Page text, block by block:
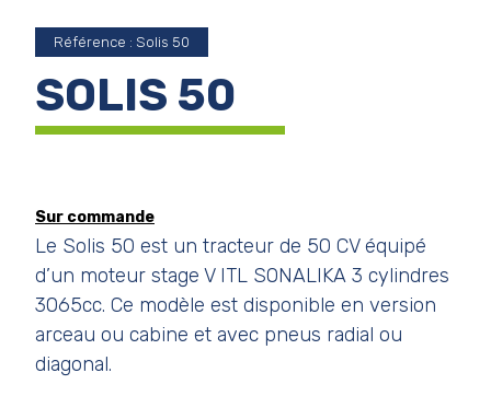
Référence : Solis 50
SOLIS 50
Sur commande
Le Solis 50 est un tracteur de 50 CV équipé
d’un moteur stage V ITL SONALIKA 3 cylindres
3065cc. Ce modèle est disponible en version
arceau ou cabine et avec pneus radial ou
diagonal.